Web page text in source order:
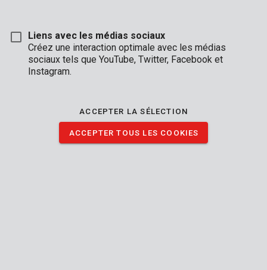
Liens avec les médias sociaux
Créez une interaction optimale avec les médias
sociaux tels que YouTube, Twitter, Facebook et
Instagram.
ACCEPTER LA SÉLECTION
ACCEPTER TOUS LES COOKIES